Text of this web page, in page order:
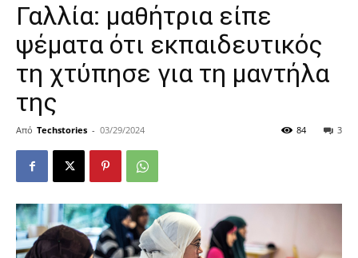
Γαλλία: μαθήτρια είπε
ψέματα ότι εκπαιδευτικός
τη χτύπησε για τη μαντήλα
της
Από Techstories - 03/29/2024 3
84